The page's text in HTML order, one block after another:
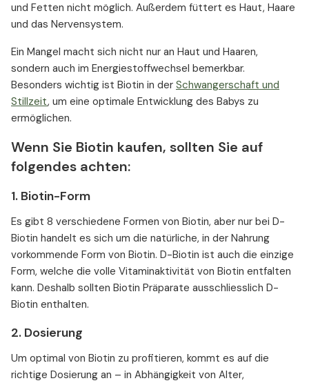
und Fetten nicht möglich. Außerdem füttert es Haut, Haare
und das Nervensystem.
Ein Mangel macht sich nicht nur an Haut und Haaren,
sondern auch im Energiestoffwechsel bemerkbar.
Besonders wichtig ist Biotin in der Schwangerschaft und
Stillzeit, um eine optimale Entwicklung des Babys zu
ermöglichen.
Wenn Sie Biotin kaufen, sollten Sie auf
folgendes achten:
1. Biotin-Form
Es gibt 8 verschiedene Formen von Biotin, aber nur bei D-
Biotin handelt es sich um die natürliche, in der Nahrung
vorkommende Form von Biotin. D-Biotin ist auch die einzige
Form, welche die volle Vitaminaktivität von Biotin entfalten
kann. Deshalb sollten Biotin Präparate ausschliesslich D-
Biotin enthalten.
2. Dosierung
Um optimal von Biotin zu profitieren, kommt es auf die
richtige Dosierung an – in Abhängigkeit von Alter,